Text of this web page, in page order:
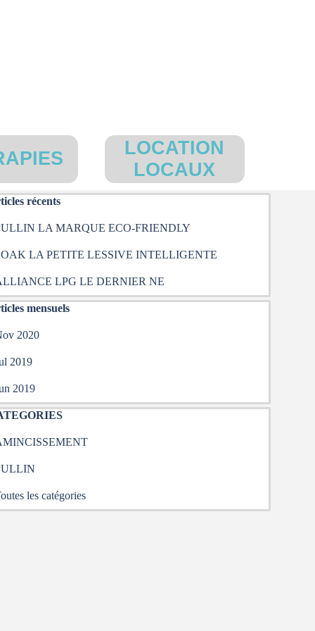
▼
LOCATION
LOCAUX
le bloc Articles récents
récents
LA MARQUE ECO-FRIENDLY
LA PETITE LESSIVE INTELLIGENTE
LPG LE DERNIER NE
le bloc Articles mensuels
mensuels
2020
2019
2019
le bloc CATEGORIES
les catégories